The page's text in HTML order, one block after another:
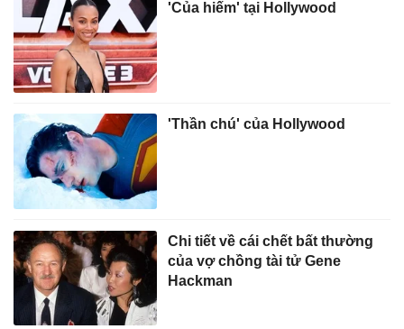
'Của hiếm' tại Hollywood
'Thần chú' của Hollywood
Chi tiết về cái chết bất thường
của vợ chồng tài tử Gene
Hackman